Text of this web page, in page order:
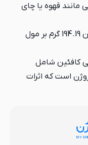
مانند قهوه یا چای
وزن مولکولی: وزن مولکولی کافئین 194.19 گرم بر مول
کافئین شامل
است که اثرات